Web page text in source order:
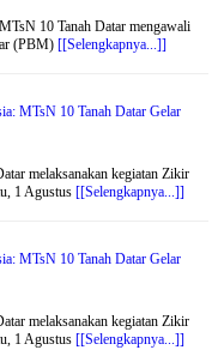
10 Tanah Datar mengawali
(PBM) [[Selengkapnya...]]
MTsN 10 Tanah Datar Gelar
melaksanakan kegiatan Zikir
1 Agustus [[Selengkapnya...]]
MTsN 10 Tanah Datar Gelar
melaksanakan kegiatan Zikir
1 Agustus [[Selengkapnya...]]